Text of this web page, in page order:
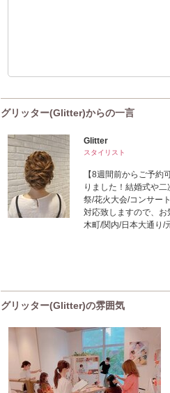
グリッター(Glitter)からの一言
Glitter
スタイリスト
【8週間前からご予
りました！結婚式や
祭/花火大会/コンサー
対応致しますので、
木町/関内/日本大通
グリッター(Glitter)の雰囲気